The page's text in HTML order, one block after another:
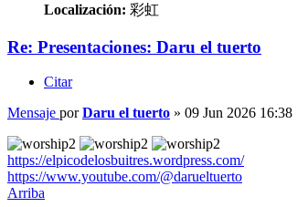
Localización: 彩虹
Re: Presentaciones: Daru el tuerto
Citar
Mensaje porDaru el tuerto » 09 Jun 2026 16:38
https://elpicodelosbuitres.wordpress.com/
https://www.youtube.com/@darueltuerto
Arriba